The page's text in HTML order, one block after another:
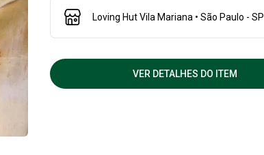
Loving Hut Vila Mariana • São Paulo - SP
VER DETALHES DO ITEM